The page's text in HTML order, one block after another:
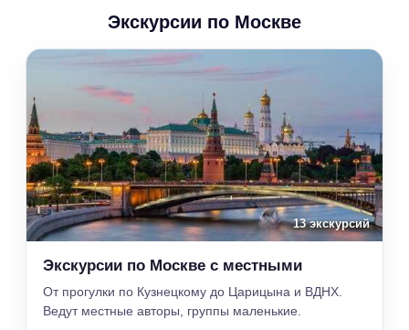
Экскурсии по Москве
13 экскурсий
Экскурсии по Москве с местными
От прогулки по Кузнецкому до Царицына и ВДНХ.
Ведут местные авторы, группы маленькие.